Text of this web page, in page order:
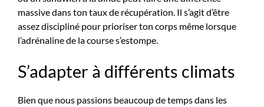
massive dans ton taux de récupération. Il s’agit d’être
assez discipliné pour prioriser ton corps même lorsque
l’adrénaline de la course s’estompe.
S’adapter à différents climats
Bien que nous passions beaucoup de temps dans les